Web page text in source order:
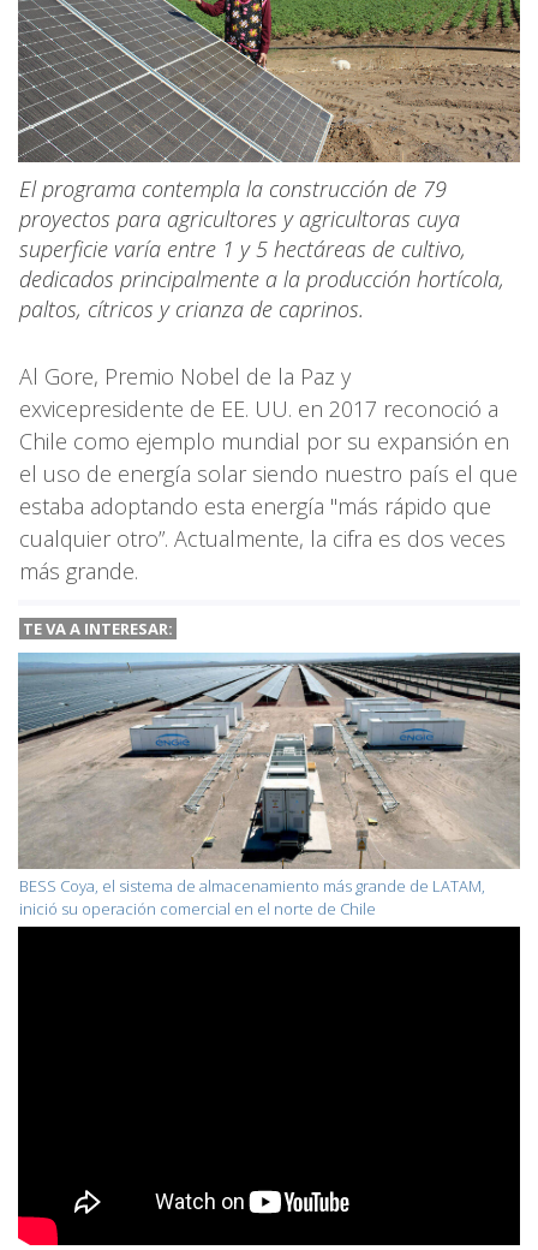
El programa contempla la construcción de 79
proyectos para agricultores y agricultoras cuya
superficie varía entre 1 y 5 hectáreas de cultivo,
dedicados principalmente a la producción hortícola,
paltos, cítricos y crianza de caprinos.
Al Gore, Premio Nobel de la Paz y
exvicepresidente de EE. UU. en 2017 reconoció a
Chile como ejemplo mundial por su expansión en
el uso de energía solar siendo nuestro país el que
estaba adoptando esta energía "más rápido que
cualquier otro”. Actualmente, la cifra es dos veces
más grande.
TE VA A INTERESAR:
BESS Coya, el sistema de almacenamiento más grande de LATAM,
inició su operación comercial en el norte de Chile